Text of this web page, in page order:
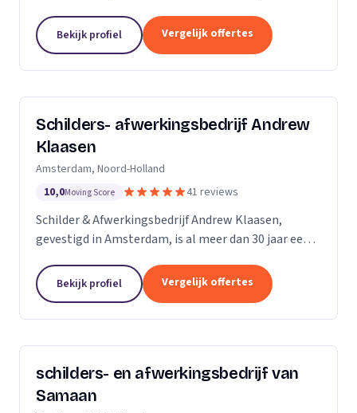
bedrijfspanden en overig onroerend goed. Het
maakt...
Bekijk profiel Vergelijk offertes
Schilders- afwerkingsbedrijf Andrew
Klaasen
Amsterdam, Noord-Holland
10,0Moving Score 41 reviews
Schilder & Afwerkingsbedrijf Andrew Klaasen,
gevestigd in Amsterdam, is al meer dan 30 jaar een
van ervaren professionals brengt kleur en leven in...
Bekijk profiel Vergelijk offertes
schilders- en afwerkingsbedrijf van
Samaan